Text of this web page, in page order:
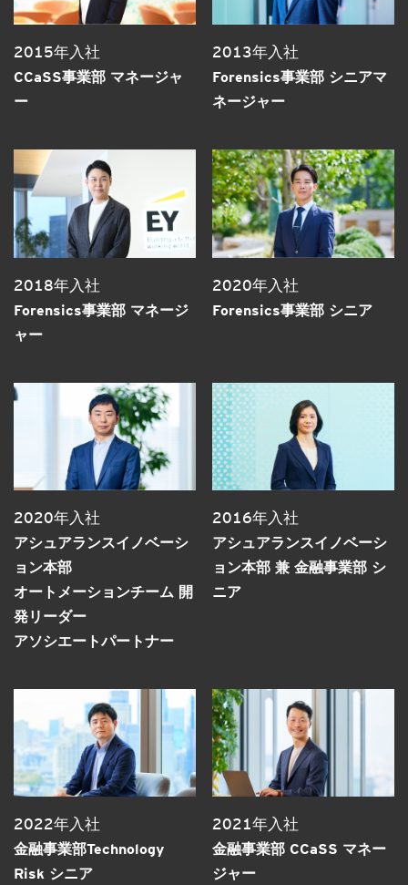
2015年入社
CCaSS事業部 マネージャ
ー
2013年入社
Forensics事業部 シニアマ
ネージャー
2018年入社
Forensics事業部 マネージ
ャー
2020年入社
Forensics事業部 シニア
2020年入社
アシュアランスイノベーシ
ョン本部
オートメーションチーム 開
発リーダー
アソシエートパートナー
2016年入社
アシュアランスイノベーシ
ョン本部 兼 金融事業部 シ
ニア
2022年入社
金融事業部Technology
Risk シニア
2021年入社
金融事業部 CCaSS マネー
ジャー